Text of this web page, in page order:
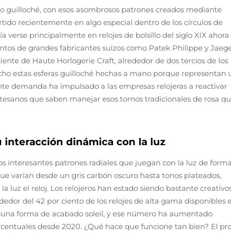
guilloché, con esos asombrosos patrones creados mediante
recientemente en algo especial dentro de los círculos de
verse principalmente en relojes de bolsillo del siglo XIX ahora
de grandes fabricantes suizos como Patek Philippe y
de Haute Horlogerie Craft, alrededor de dos tercios de los
estas esferas guilloché hechas a mano porque representan
demanda ha impulsado a las empresas relojeras a reactivar
que saben manejar esos tornos tradicionales de rosa
interacción dinámica con la luz
interesantes patrones radiales que juegan con la luz de
varían desde un gris carbón oscuro hasta tonos plateados,
luz el reloj. Los relojeros han estado siendo bastante
del 42 por ciento de los relojes de alta gama disponibles
forma de acabado soleil, y ese número ha aumentado
desde 2020. ¿Qué hace que funcione tan bien? El